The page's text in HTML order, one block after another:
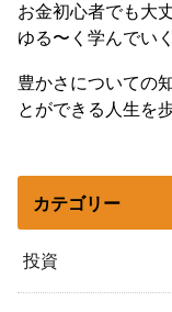
お金初心者でも大
ゆる〜く学んでい
豊かさについての
とができる人生を
カテゴリー
投資